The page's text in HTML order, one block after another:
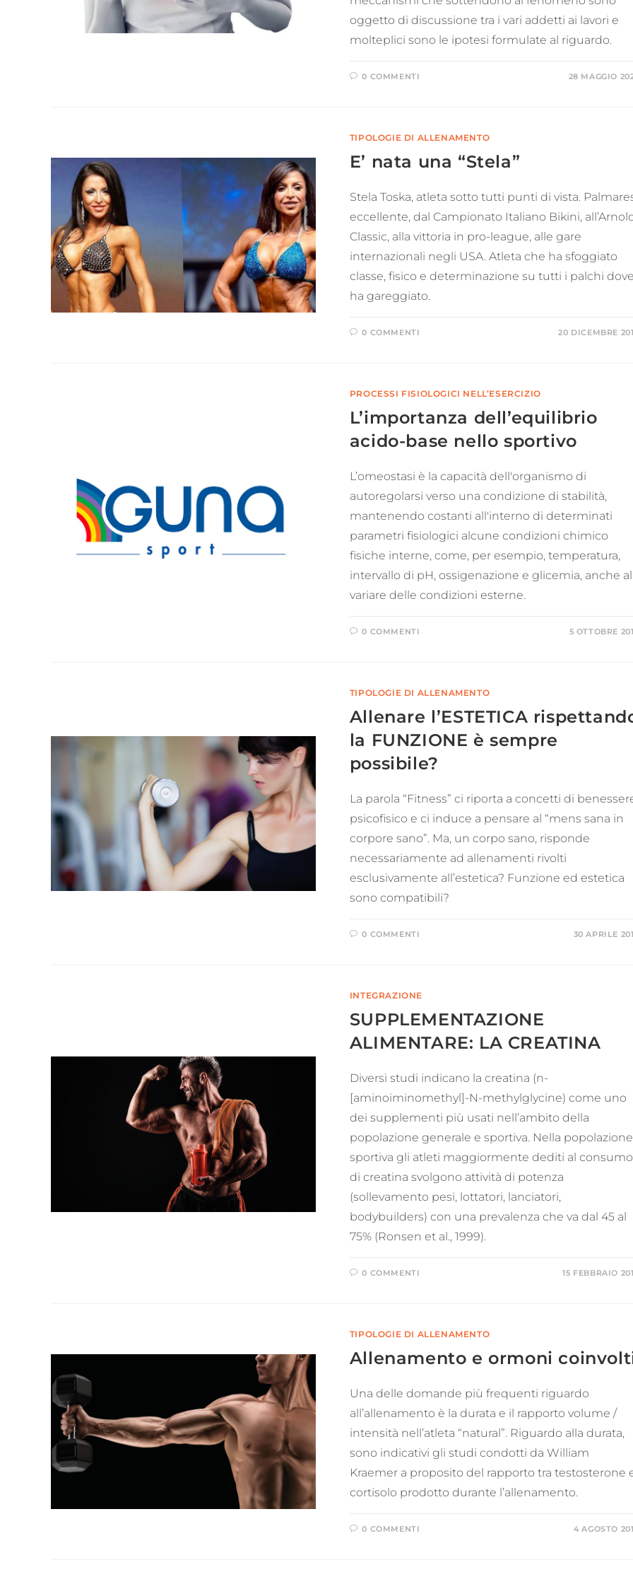
oggetto di discussione tra i vari addetti ai lavori e
molteplici sono le ipotesi formulate al riguardo.
0 COMMENTI 28 MAGGIO
TIPOLOGIE DI ALLENAMENTO
E’ nata una “Stela”
Stela Toska, atleta sotto tutti punti di vista.
eccellente, dal Campionato Italiano Bikini,
Classic, alla vittoria in pro-league, alle gare
internazionali negli USA. Atleta che ha sfoggiato
classe, fisico e determinazione su tutti i palchi dove
ha gareggiato.
0 COMMENTI 20 DICEMBRE
PROCESSI FISIOLOGICI NELL’ESERCIZIO
L’importanza dell’equilibrio
acido-base nello sportivo
L’omeostasi è la capacità dell'organismo di
autoregolarsi verso una condizione di stabilità,
mantenendo costanti all'interno di determinati
parametri fisiologici alcune condizioni chimico
fisiche interne, come, per esempio, temperatura,
intervallo di pH, ossigenazione e glicemia, anche al
variare delle condizioni esterne.
0 COMMENTI 5 OTTOBRE
TIPOLOGIE DI ALLENAMENTO
Allenare l’ESTETICA
la FUNZIONE è sempre
possibile?
La parola “Fitness” ci riporta a concetti di
psicofisico e ci induce a pensare al “mens sana in
corpore sano”. Ma, un corpo sano, risponde
necessariamente ad allenamenti rivolti
esclusivamente all’estetica? Funzione ed estetica
sono compatibili?
0 COMMENTI 30 APRILE
INTEGRAZIONE
SUPPLEMENTAZIONE
ALIMENTARE: LA CREATINA
Diversi studi indicano la creatina (n-
[aminoiminomethyl]-N-methylglycine) come uno
dei supplementi più usati nell’ambito della
popolazione generale e sportiva. Nella popolazione
sportiva gli atleti maggiormente dediti al consumo
di creatina svolgono attività di potenza
(sollevamento pesi, lottatori, lanciatori,
bodybuilders) con una prevalenza che va dal 45 al
75% (Ronsen et al., 1999).
0 COMMENTI 15 FEBBRAIO
TIPOLOGIE DI ALLENAMENTO
Allenamento e ormoni
Una delle domande più frequenti riguardo
all’allenamento è la durata e il rapporto volume /
intensità nell’atleta “natural”. Riguardo alla durata,
sono indicativi gli studi condotti da William
Kraemer a proposito del rapporto tra testosterone
cortisolo prodotto durante l’allenamento.
0 COMMENTI 4 AGOSTO